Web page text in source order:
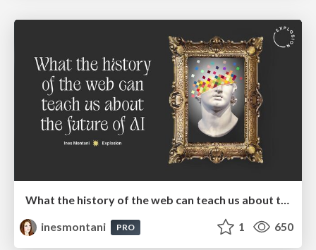
What the history of the web can teach us about the future of AI
inesmontani
PRO 1 650